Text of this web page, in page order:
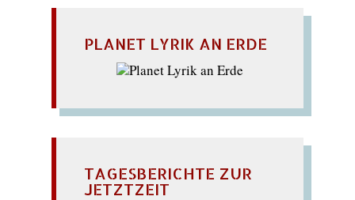
PLANET LYRIK AN ERDE
TAGESBERICHTE ZUR
JETZTZEIT